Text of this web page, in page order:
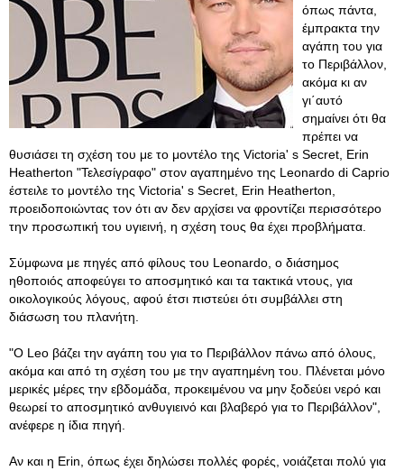
όπως πάντα,
έμπρακτα την
αγάπη του για
το Περιβάλλον,
ακόμα κι αν
γι΄αυτό
σημαίνει ότι θα
πρέπει να
θυσιάσει τη σχέση του με το μοντέλο της Victoria' s Secret, Erin
Heatherton "Τελεσίγραφο" στον αγαπημένο της Leonardo di Caprio
έστειλε το μοντέλο της Victoria' s Secret, Erin Heatherton,
προειδοποιώντας τον ότι αν δεν αρχίσει να φροντίζει περισσότερο
την προσωπική του υγιεινή, η σχέση τους θα έχει προβλήματα.
Σύμφωνα με πηγές από φίλους του Leonardo, ο διάσημος
ηθοποιός αποφεύγει το αποσμητικό και τα τακτικά ντους, για
οικολογικούς λόγους, αφού έτσι πιστεύει ότι συμβάλλει στη
διάσωση του πλανήτη.
"Ο Leo βάζει την αγάπη του για το Περιβάλλον πάνω από όλους,
ακόμα και από τη σχέση του με την αγαπημένη του. Πλένεται μόνο
μερικές μέρες την εβδομάδα, προκειμένου να μην ξοδεύει νερό και
θεωρεί το αποσμητικό ανθυγιεινό και βλαβερό για το Περιβάλλον",
ανέφερε η ίδια πηγή.
Αν και η Erin, όπως έχει δηλώσει πολλές φορές, νοιάζεται πολύ για